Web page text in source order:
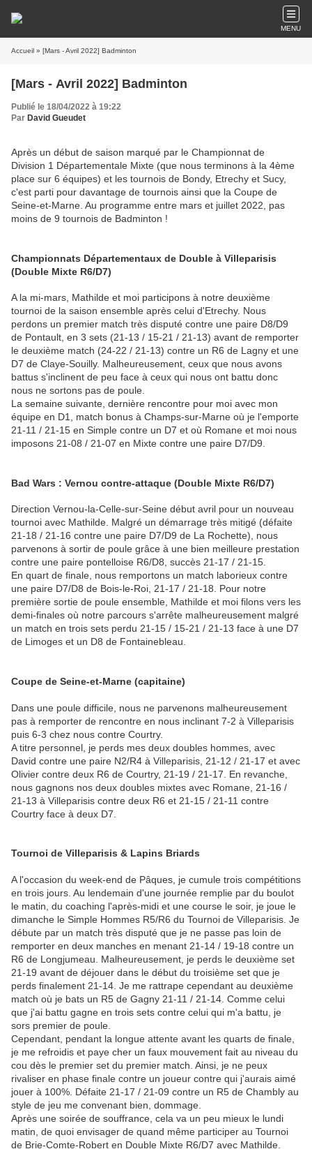
MENU
Accueil » [Mars - Avril 2022] Badminton
[Mars - Avril 2022] Badminton
Publié le 18/04/2022 à 19:22
Par David Gueudet
Après un début de saison marqué par le Championnat de
Division 1 Départementale Mixte (que nous terminons à la 4ème
place sur 6 équipes) et les tournois de Bondy, Etrechy et Sucy,
c'est parti pour davantage de tournois ainsi que la Coupe de
Seine-et-Marne. Au programme entre mars et juillet 2022, pas
moins de 9 tournois de Badminton !
Championnats Départementaux de Double à Villeparisis
(Double Mixte R6/D7)
A la mi-mars, Mathilde et moi participons à notre deuxième
tournoi de la saison ensemble après celui d'Etrechy. Nous
perdons un premier match très disputé contre une paire D8/D9
de Pontault, en 3 sets (21-13 / 15-21 / 21-13) avant de remporter
le deuxième match (24-22 / 21-13) contre un R6 de Lagny et une
D7 de Claye-Souilly. Malheureusement, ceux que nous avons
battus s'inclinent de peu face à ceux qui nous ont battu donc
nous ne sortons pas de poule.
La semaine suivante, dernière rencontre pour moi avec mon
équipe en D1, match bonus à Champs-sur-Marne où je l'emporte
21-11 / 21-15 en Simple contre un D7 et où Romane et moi nous
imposons 21-08 / 21-07 en Mixte contre une paire D7/D9.
Bad Wars : Vernou contre-attaque (Double Mixte R6/D7)
Direction Vernou-la-Celle-sur-Seine début avril pour un nouveau
tournoi avec Mathilde. Malgré un démarrage très mitigé (défaite
21-18 / 21-16 contre une paire D7/D9 de La Rochette), nous
parvenons à sortir de poule grâce à une bien meilleure prestation
contre une paire pontelloise R6/D8, succès 21-17 / 21-15.
En quart de finale, nous remportons un match laborieux contre
une paire D7/D8 de Bois-le-Roi, 21-17 / 21-18. Pour notre
première sortie de poule ensemble, Mathilde et moi filons vers les
demi-finales où notre parcours s'arrête malheureusement malgré
un match en trois sets perdu 21-15 / 15-21 / 21-13 face à une D7
de Limoges et un D8 de Fontainebleau.
Coupe de Seine-et-Marne (capitaine)
Dans une poule difficile, nous ne parvenons malheureusement
pas à remporter de rencontre en nous inclinant 7-2 à Villeparisis
puis 6-3 chez nous contre Courtry.
A titre personnel, je perds mes deux doubles hommes, avec
David contre une paire N2/R4 à Villeparisis, 21-12 / 21-17 et avec
Olivier contre deux R6 de Courtry, 21-19 / 21-17. En revanche,
nous gagnons nos deux doubles mixtes avec Romane, 21-16 /
21-13 à Villeparisis contre deux R6 et 21-15 / 21-11 contre
Courtry face à deux D7.
Tournoi de Villeparisis & Lapins Briards
A l'occasion du week-end de Pâques, je cumule trois compétitions
en trois jours. Au lendemain d'une journée remplie par du boulot
le matin, du coaching l'après-midi et une course le soir, je joue le
dimanche le Simple Hommes R5/R6 du Tournoi de Villeparisis. Je
débute par un match très disputé que je ne passe pas loin de
remporter en deux manches en menant 21-14 / 19-18 contre un
R6 de Longjumeau. Malheureusement, je perds le deuxième set
21-19 avant de déjouer dans le début du troisième set que je
perds finalement 21-14. Je me rattrape cependant au deuxième
match où je bats un R5 de Gagny 21-11 / 21-14. Comme celui
que j'ai battu gagne en trois sets contre celui qui m'a battu, je
sors premier de poule.
Cependant, pendant la longue attente avant les quarts de finale,
je me refroidis et paye cher un faux mouvement fait au niveau du
cou dès le premier set du premier match. Ainsi, je ne peux
rivaliser en phase finale contre un joueur contre qui j'aurais aimé
jouer à 100%. Défaite 21-17 / 21-09 contre un R5 de Chambly au
style de jeu me convenant bien, dommage.
Après une soirée de souffrance, cela va un peu mieux le lundi
matin, de quoi envisager de quand même participer au Tournoi
de Brie-Comte-Robert en Double Mixte R6/D7 avec Mathilde.